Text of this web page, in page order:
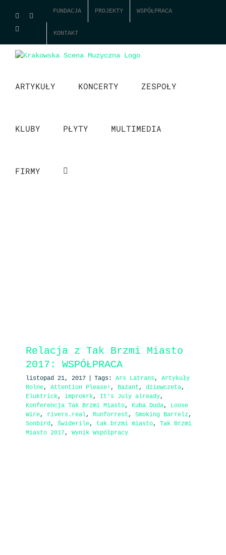
content
Facebook
FUNDACJA PROJEKTY WSPÓŁPRACA
KONTAKT
ARTYKUŁY KONCERTY ZESPOŁY
KLUBY PŁYTY MULTIMEDIA
FIRMY
Relacja z Tak Brzmi Miasto
2017: WSPÓŁPRACA
listopad 21, 2017 Tags: Ars Latrans, Artykuły
Rolne, Attention Please! , Bażant , dziewczeta,
Eluktrick, improkrk, It's July already,
Konferencja Tak Brzmi Miasto, Kuba Duda, Loose
Wire, rivers.real, Runforrest , Smoking Barrelz,
Sonbird , Świderile, tak brzmi miasto, Tak Brzmi
Miasto 2017, Wynik Współpracy